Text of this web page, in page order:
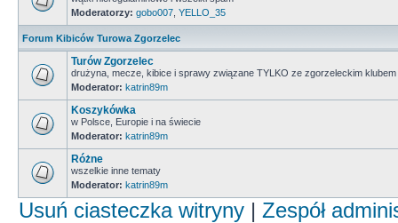
Moderatorzy: gobo007 YELLO_35
Forum Kibiców Turowa Zgorzelec
Turów Zgorzelec
drużyna, mecze, kibice i sprawy związane TYLKO ze zgorzeleckim klubem
Moderator: katrin89m
Koszykówka
w Polsce, Europie i na świecie
Moderator: katrin89m
Różne
wszelkie inne tematy
Moderator: katrin89m
Usuń ciasteczka witryny | Zespół